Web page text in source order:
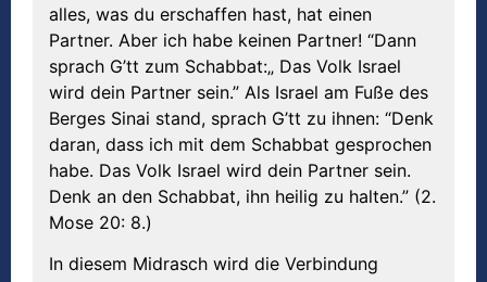
alles, was du erschaffen hast, hat einen
Partner. Aber ich habe keinen Partner! “Dann
sprach G’tt zum Schabbat:„ Das Volk Israel
wird dein Partner sein.” Als Israel am Fuße des
Berges Sinai stand, sprach G’tt zu ihnen: “Denk
daran, dass ich mit dem Schabbat gesprochen
habe. Das Volk Israel wird dein Partner sein.
Denk an den Schabbat, ihn heilig zu halten.” (2.
Mose 20: 8.)
In diesem Midrasch wird die Verbindung